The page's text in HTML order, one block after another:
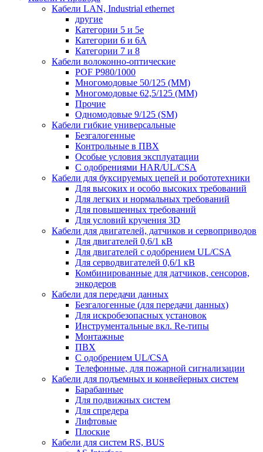
Кабели LAN, Industrial ethernet
другие
Категории 5 и 5е
Категории 6 и 6A
Категории 7 и 8
Кабели волоконно-оптические
POF P980/1000
Многомодовые 50/125 (ММ)
Многомодовые 62,5/125 (ММ)
Прочие
Одномодовые 9/125 (SM)
Кабели гибкие универсальные
Безгалогенные
Контрольные в ПВХ
Особые условия эксплуатации
С одобрениями HAR/UL/CSA
Кабели для буксируемых цепей и робототехники
Для высоких и особо высоких требований
Для легких и нормальных требований
Для повышенных требований
Для условий кручения 3D
Кабели для двигателей, датчиков и сервоприводов
Для двигателей 0,6/1 кВ
Для двигателей с одобрением UL/CSA
Для серводвигателей 0,6/1 кВ
Комбинированные для датчиков, cенсоров,
энкодеров
Кабели для передачи данных
Безгалогенные (для передачи данных)
Для искробезопасных установок
Инструментальные вкл. Re-типы
Монтажные
ПВХ
С одобрением UL/CSA
Телефонные, для пожарной сигнализации
Кабели для подъемных и конвейерных систем
Барабанные
Для подвижных систем
Для спредера
Лифтовые
Плоские
Кабели для систем RS, BUS